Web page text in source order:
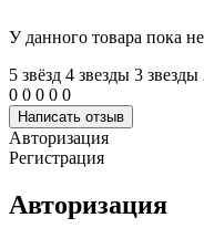
У данного товара пока
5 звёзд 4 звeзды 3 звeзды
0 0 0 0 0
Написать отзыв
Авторизация
Регистрация
Авторизация